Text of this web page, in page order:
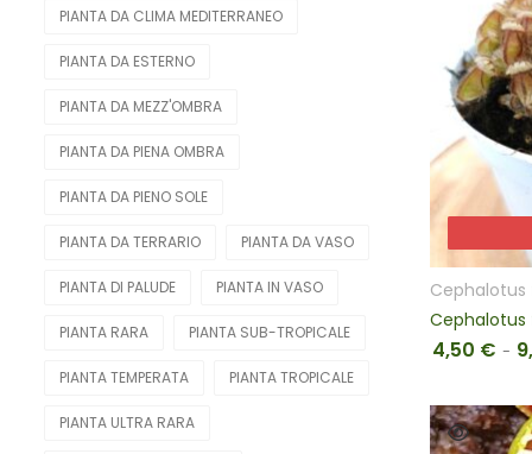
Cephalotus
Cephalotus
4,50 € -
PIANTA DA CLIMA MEDITERRANEO
PIANTA DA ESTERNO
PIANTA DA MEZZ'OMBRA
PIANTA DA PIENA OMBRA
PIANTA DA PIENO SOLE
PIANTA DA TERRARIO PIANTA DA VASO
PIANTA DI PALUDE PIANTA IN VASO
PIANTA RARA PIANTA SUB-TROPICALE
PIANTA TEMPERATA PIANTA TROPICALE
PIANTA ULTRA RARA